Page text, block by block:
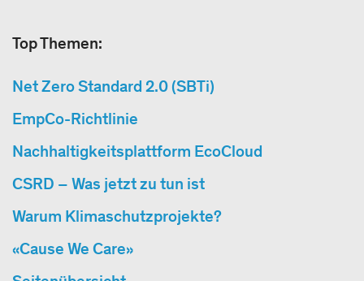
Top Themen:
Net Zero Standard 2.0 (SBTi)
EmpCo-Richtlinie
Nachhaltigkeitsplattform EcoCloud
CSRD – Was jetzt zu tun ist
Warum Klimaschutzprojekte?
«Cause We Care»